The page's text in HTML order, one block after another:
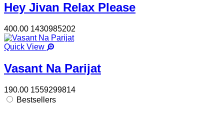
Hey Jivan Relax Please
400.00 1430985202
Quick View
Vasant Na Parijat
190.00 1559299814
Bestsellers